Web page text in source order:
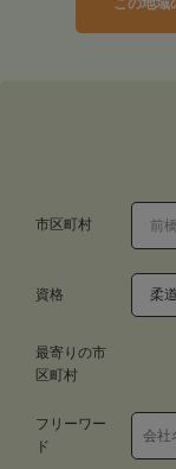
この地域
市区町村
資格 柔
最寄りの市
区町村
フリーワー
ド